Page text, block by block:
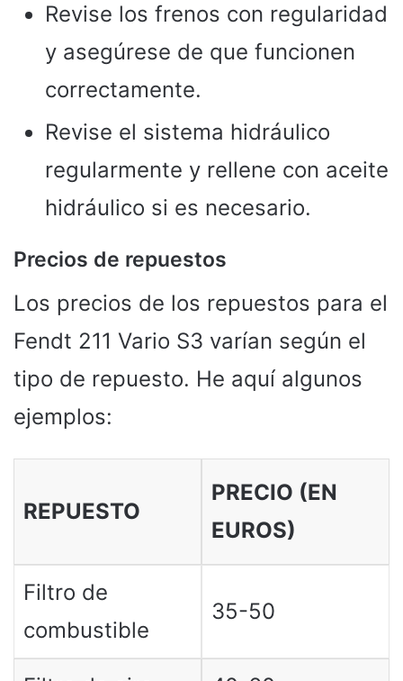
Revise los frenos con regularidad
y asegúrese de que funcionen
correctamente.
Revise el sistema hidráulico
regularmente y rellene con aceite
hidráulico si es necesario.
Precios de repuestos
Los precios de los repuestos para el
Fendt 211 Vario S3 varían según el
tipo de repuesto. He aquí algunos
ejemplos:
REPUESTO
PRECIO (EN
EUROS)
Filtro de
combustible
35-50